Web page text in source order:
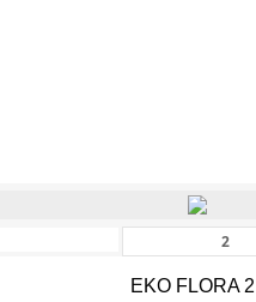
EKO FLORA 2